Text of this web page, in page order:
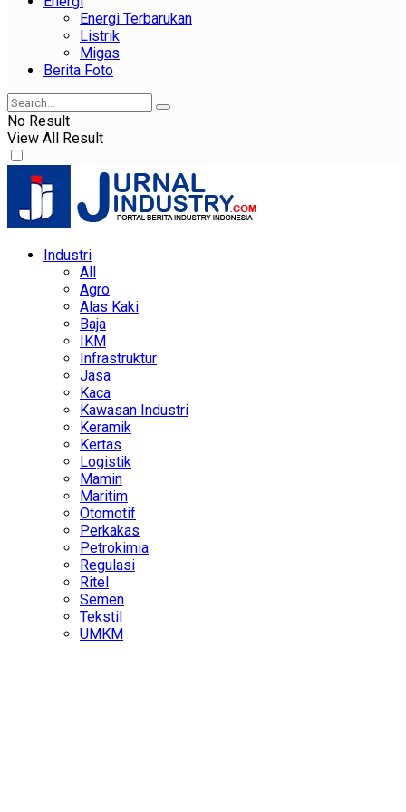
Energi Terbarukan
Listrik
Migas
Berita Foto
No Result
View All Result
Industri
All
Agro
Alas Kaki
Baja
IKM
Infrastruktur
Jasa
Kaca
Kawasan Industri
Keramik
Kertas
Logistik
Mamin
Maritim
Otomotif
Perkakas
Petrokimia
Regulasi
Ritel
Semen
Tekstil
UMKM